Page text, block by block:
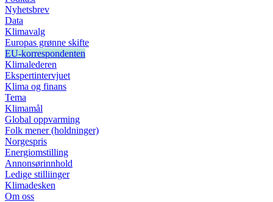
Nyhetsbrev
Data
Klimavalg
Europas grønne skifte
EU-korrespondenten
Klimalederen
Ekspertintervjuet
Klima og finans
Tema
Klimamål
Global oppvarming
Folk mener (holdninger)
Norgespris
Energiomstilling
Annonsørinnhold
Ledige stilliinger
Klimadesken
Om oss